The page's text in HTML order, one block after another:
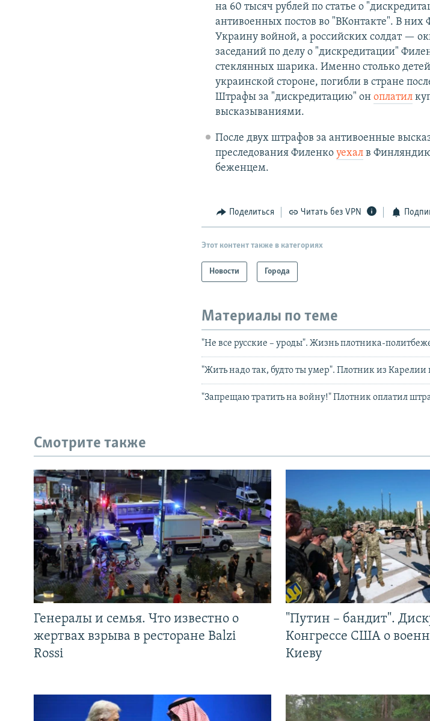
на 60 тысяч рублей по статье о
антивоенных постов во "ВКонтакте". В
Украину войной, а российских солдат —
заседаний по делу о "дискредитации"
стеклянных шарика. Именно столько
украинской стороне, погибли в стране
Штрафы за "дискредитацию" он оплатил
высказываниями.
После двух штрафов за антивоенные
преследования Филенко уехалв
беженцем.
Поделиться Читать без VPN
Этот контент также в категориях
Новости Города
Материалы по теме
"Не все русские – уроды". Жизнь плотника-
"Жить надо так, будто ты умер". Плотник из
"Запрещаю тратить на войну!" Плотник оплатил
Смотрите также
Генералы и семья. Что известно о
жертвах взрыва в ресторане Balzi
Rossi
"Путин – бандит".
Конгрессе США о
Киеву